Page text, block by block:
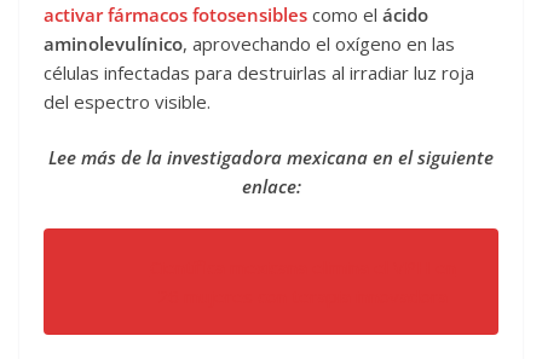
activar fármacos fotosensibles como el ácido
aminolevulínico, aprovechando el oxígeno en las
células infectadas para destruirlas al irradiar luz roja
del espectro visible.
Lee más de la investigadora mexicana en el siguiente
enlace: